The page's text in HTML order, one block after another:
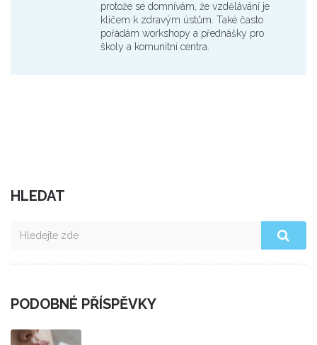
protože se domnívám, že vzdělávání je
klíčem k zdravým ústům. Také často
pořádám workshopy a přednášky pro
školy a komunitní centra.
HLEDAT
PODOBNÉ PŘÍSPĚVKY